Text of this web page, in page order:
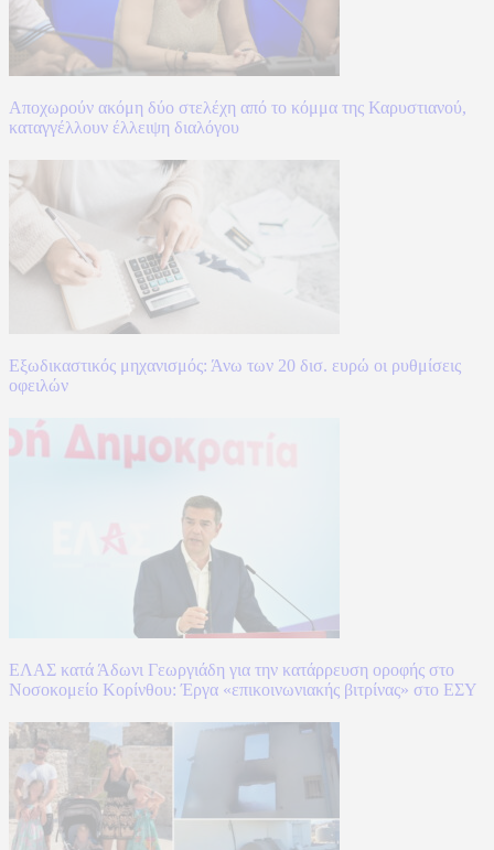
Αποχωρούν ακόμη δύο στελέχη από το κόμμα της Καρυστιανού,
καταγγέλλουν έλλειψη διαλόγου
Εξωδικαστικός μηχανισμός: Άνω των 20 δισ. ευρώ οι ρυθμίσεις
οφειλών
ΕΛΑΣ κατά Άδωνι Γεωργιάδη για την κατάρρευση οροφής στο
Νοσοκομείο Κορίνθου: Έργα «επικοινωνιακής βιτρίνας» στο ΕΣΥ